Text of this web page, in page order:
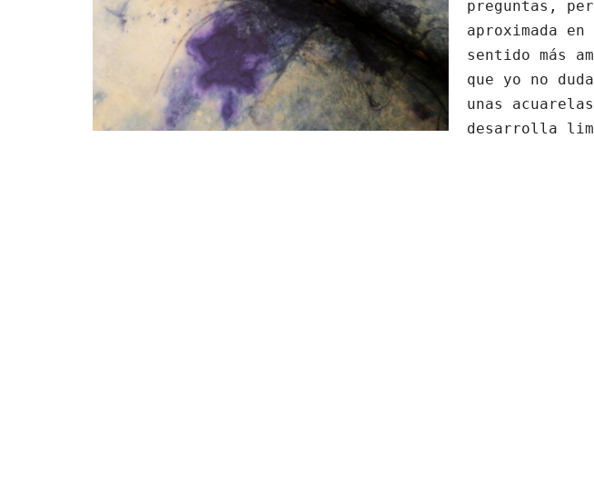
preguntas,
aproximada
sentido más
que yo no
unas
desarrolla